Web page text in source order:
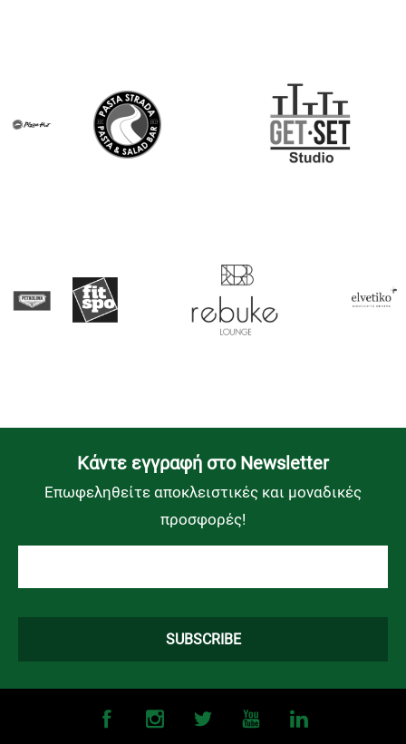
Kάντε εγγραφή στο Newsletter
Επωφεληθείτε αποκλειστικές και μοναδικές
προσφορές!